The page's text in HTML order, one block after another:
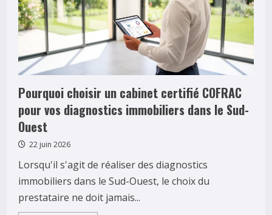
Pourquoi choisir un cabinet certifié COFRAC
pour vos diagnostics immobiliers dans le Sud-
Ouest
22 juin 2026
Lorsqu'il s'agit de réaliser des diagnostics
immobiliers dans le Sud-Ouest, le choix du
prestataire ne doit jamais...